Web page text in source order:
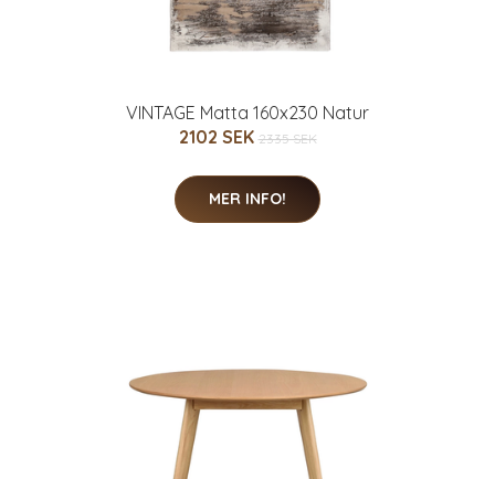
VINTAGE Matta 160x230 Natur
2102 SEK 2335 SEK
MER INFO!